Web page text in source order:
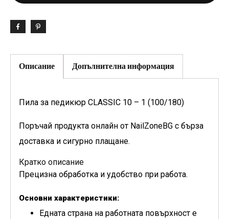
Описание Допълнителна информация
Пила за педикюр CLASSIC 10 – 1 (100/180)
Поръчай продукта онлайн от NailZoneBG с бърза
доставка и сигурно плащане.
Кратко описание
Прецизна обработка и удобство при работа.
Основни характеристики:
Едната страна на работната повърхност е